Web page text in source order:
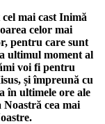
mai cast Inimă
celor mai
pentru care sunt
ultimul moment al
voi fi pentru
și împreună cu
în ultimele ore ale
cea mai